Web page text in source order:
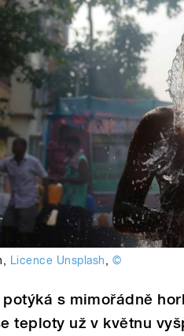
, Licence Unsplash, ©
s mimořádně
teploty už v květnu